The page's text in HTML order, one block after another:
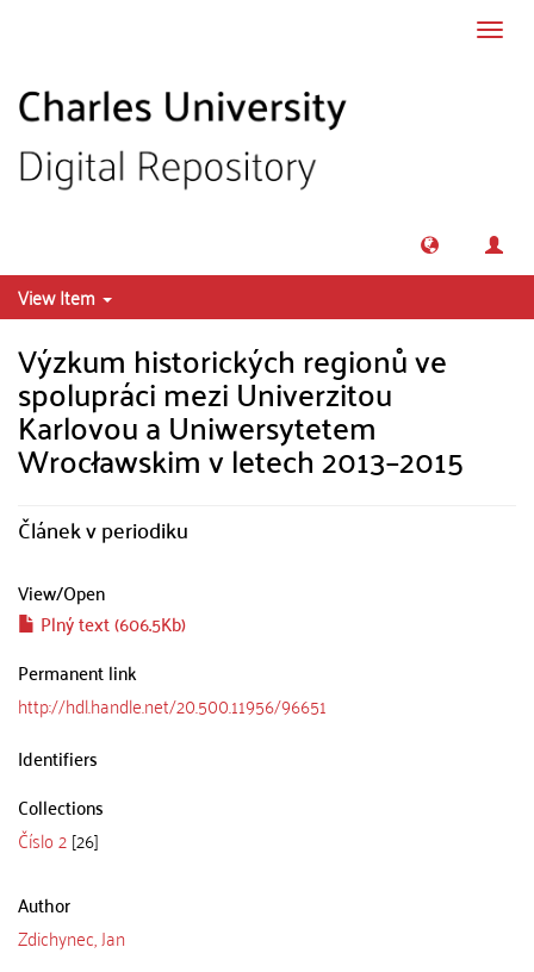
View Item
Výzkum historických regionů ve
spolupráci mezi Univerzitou
Karlovou a Uniwersytetem
Wrocławskim v letech 2013–2015
Článek v periodiku
View/Open
Plný text (606.5Kb)
Permanent link
http://hdl.handle.net/20.500.11956/96651
Identifiers
Collections
Číslo 2[26]
Author
Zdichynec, Jan